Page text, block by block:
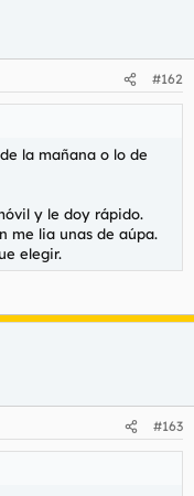
#162
la mañana o lo de
y le doy rápido.
me lia unas de aúpa.
elegir.
#163